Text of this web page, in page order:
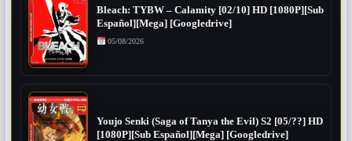
Bleach: TYBW – Calamity [02/10] HD [1080P][Sub
Español][Mega] [Googledrive]
05/08/2026
Youjo Senki (Saga of Tanya the Evil) S2 [05/??] HD
[1080P][Sub Español][Mega] [Googledrive]